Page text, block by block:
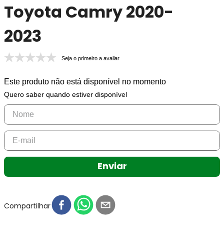
Toyota Camry 2020-
2023
Seja o primeiro a avaliar
Este produto não está disponível no momento
Quero saber quando estiver disponível
Enviar
Compartilhar